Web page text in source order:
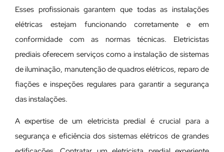
Esses profissionais garantem que todas as instalações
elétricas estejam funcionando corretamente e em
conformidade com as normas técnicas. Eletricistas
prediais oferecem serviços como a instalação de sistemas
de iluminação, manutenção de quadros elétricos, reparo de
fiações e inspeções regulares para garantir a segurança
das instalações.
A expertise de um eletricista predial é crucial para a
segurança e eficiência dos sistemas elétricos de grandes